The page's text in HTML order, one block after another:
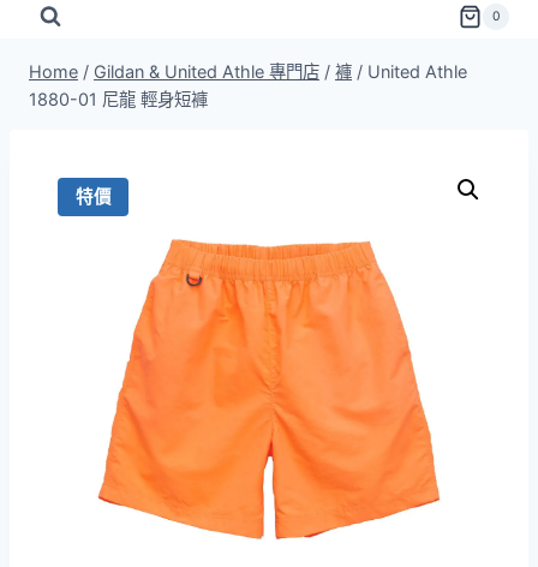
0
Home / Gildan & United Athle 專門店 / 褲 / United Athle
1880-01 尼龍 輕身短褲
特價